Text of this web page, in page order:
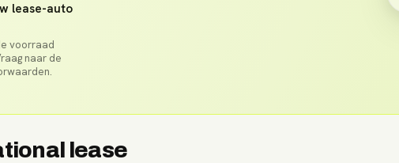
lease-auto
voorraad
naar de
lease